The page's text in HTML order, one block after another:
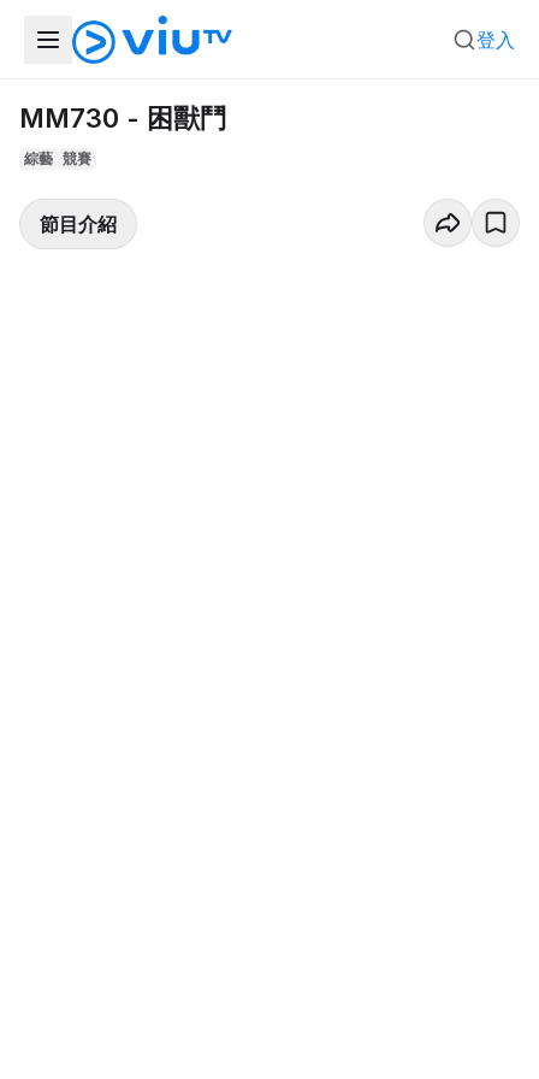
登入
MM730 - 困獸鬥
綜藝 競賽
節目介紹